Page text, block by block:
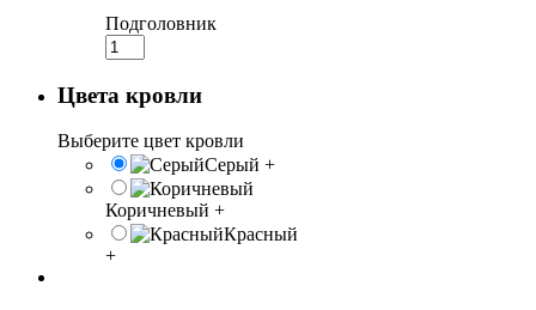
Подголовник
Цвета кровли
Выберите цвет кровли
Серый +
Коричневый +
Красный
+